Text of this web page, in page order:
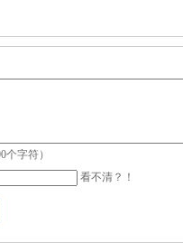
个字符）
看不清？！